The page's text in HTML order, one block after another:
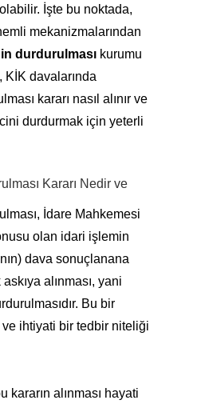
İşte bu noktada,
mekanizmalarından
durdurulmasıkurumu
davalarında
kararı nasıl alınır ve
durdurmak için yeterli
Kararı Nedir ve
İdare Mahkemesi
olan idari işlemin
dava sonuçlanana
alınması, yani
Bu bir
ve ihtiyati bir tedbir niteliği
kararın alınması hayati